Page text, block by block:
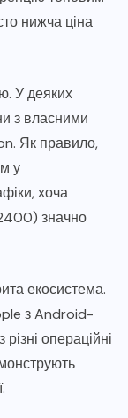
нижча ціна
У деяких
з власними
Як правило,
у
хоча
значно
екосистема.
з Android-
операційні